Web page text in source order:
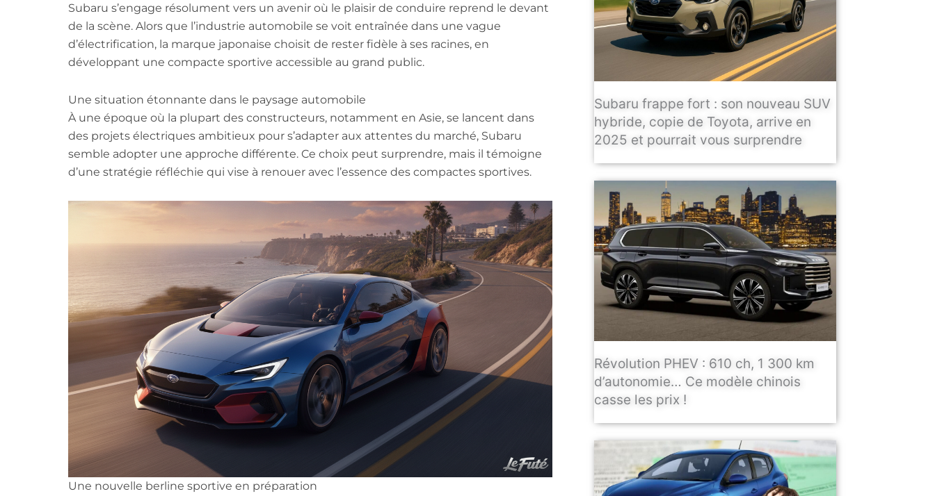
Subaru s’engage résolument vers un avenir où le plaisir de conduire reprend le devant
de la scène. Alors que l’industrie automobile se voit entraînée dans une vague
d’électrification, la marque japonaise choisit de rester fidèle à ses racines, en
développant une compacte sportive accessible au grand public.
Une situation étonnante dans le paysage automobile
À une époque où la plupart des constructeurs, notamment en Asie, se lancent dans
des projets électriques ambitieux pour s’adapter aux attentes du marché, Subaru
semble adopter une approche différente. Ce choix peut surprendre, mais il témoigne
d’une stratégie réfléchie qui vise à renouer avec l’essence des compactes sportives.
Une nouvelle berline sportive en préparation
Subaru frappe fort : son nouveau SUV
hybride, copie de Toyota, arrive en
2025 et pourrait vous surprendre
Révolution PHEV : 610 ch, 1 300 km
d’autonomie… Ce modèle chinois
casse les prix !